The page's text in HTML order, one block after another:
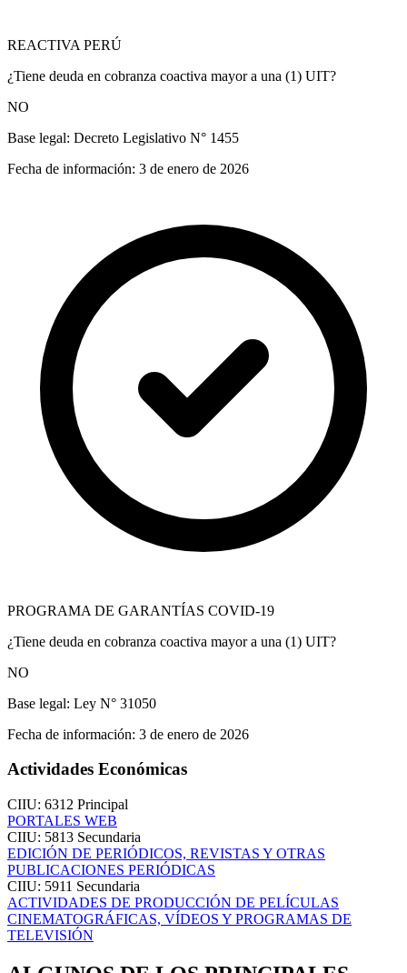
REACTIVA PERÚ
¿Tiene deuda en cobranza coactiva mayor a una (1) UIT?
NO
Base legal: Decreto Legislativo N° 1455
Fecha de información: 3 de enero de 2026
PROGRAMA DE GARANTÍAS COVID-19
¿Tiene deuda en cobranza coactiva mayor a una (1) UIT?
NO
Base legal: Ley N° 31050
Fecha de información: 3 de enero de 2026
Actividades Económicas
CIIU: 6312 Principal
PORTALES WEB
CIIU: 5813 Secundaria
EDICIÓN DE PERIÓDICOS, REVISTAS Y OTRAS
PUBLICACIONES PERIÓDICAS
CIIU: 5911 Secundaria
ACTIVIDADES DE PRODUCCIÓN DE PELÍCULAS
CINEMATOGRÁFICAS, VÍDEOS Y PROGRAMAS DE
TELEVISIÓN